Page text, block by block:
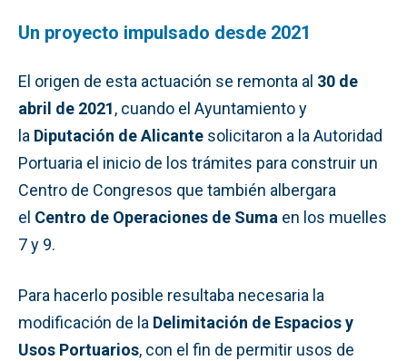
Un proyecto impulsado desde 2021
El origen de esta actuación se remonta al 30 de
abril de 2021, cuando el Ayuntamiento y
la Diputación de Alicante solicitaron a la Autoridad
Portuaria el inicio de los trámites para construir un
Centro de Congresos que también albergara
el Centro de Operaciones de Suma en los muelles
7 y 9.
Para hacerlo posible resultaba necesaria la
modificación de la Delimitación de Espacios y
Usos Portuarios, con el fin de permitir usos de